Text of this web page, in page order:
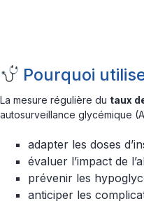
Pourquoi
La mesure régulière du taux
autosurveillance glycémique
adapter les doses
évaluer l’impact de
prévenir les
anticiper les